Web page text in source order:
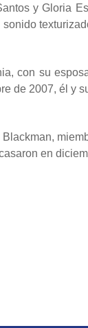
y Gloria
con su
de 2007, él y
en